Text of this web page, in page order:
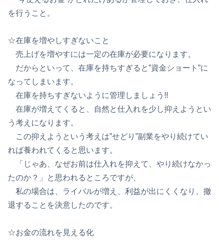
を行うこと。
☆在庫を増やしすぎないこと
売上げを増やすには一定の在庫が必要になります。
だからといって、在庫を持ちすぎると”資金ショート”に
なってしまいます。
在庫を持ちすぎないように管理しましょう!!
在庫が増えてくると、自然と仕入れを少し抑えようとい
う考えになります。
この抑えようという考えは”せどり”副業をやり続けてい
れば養われてくると思います。
「じゃあ、なぜお前は仕入れを抑えて、やり続けなかっ
たのか？」と思われるところですが、
私の場合は、ライバルが増え、利益が出にくくなり、撤
退することを決意したのです。
☆お金の流れを見える化